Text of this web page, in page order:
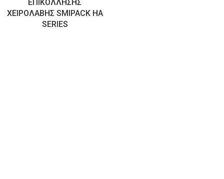
ΕΠΙΚΟΛΛΗΣΗΣ
ΧΕΙΡΟΛΑΒΗΣ SMIPACK ΗΑ
SERIES